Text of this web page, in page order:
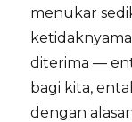
menukar
diterima —
bagi kita,
dengan